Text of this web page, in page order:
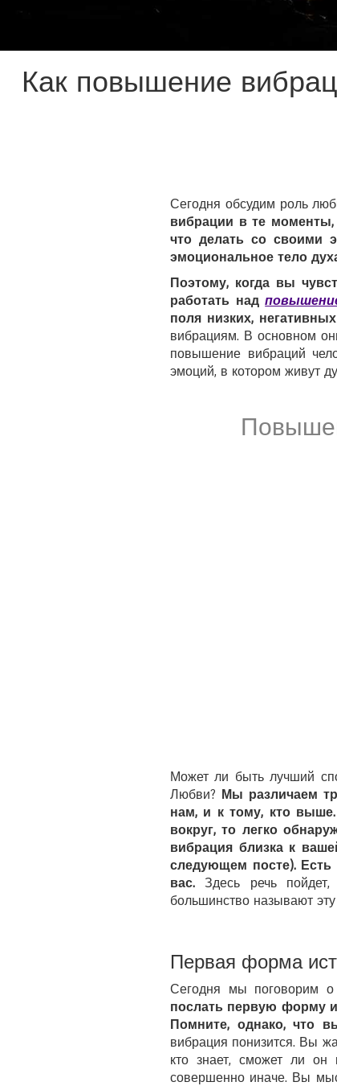
Как повышение
Сегодня обсудим роль
вибрации в те
что делать со своими
эмоциональное тело
Поэтому, когда вы
работать над
поля низких,
вибрациям. В основном
повышение вибраций
эмоций, в котором живут
Может ли быть лучший
Любви? Мы различаем
нам, и к тому, кто
вокруг, то легко
вибрация близка к
следующем посте).
вас. Здесь речь
большинство называют
Первая форма
Сегодня мы поговорим
послать первую форму
Помните, однако, что
вибрация понизится. Вы
кто знает, сможет ли он
совершенно иначе. Вы